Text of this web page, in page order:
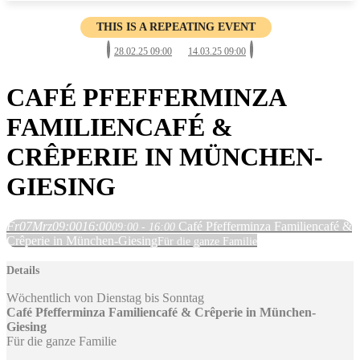
THIS IS A REPEATING EVENT
28.02.25 09:00 14.03.25 09:00
CAFÉ PFEFFERMINZA
FAMILIENCAFÉ &
CRÊPERIE IN MÜNCHEN-
GIESING
Fr07Mrz09:0016:0009:00 - 16:00 Café Pfefferminza Familiencafé &
Crêperie in München-Giesing Für die ganze Familie
Details
Wöchentlich von Dienstag bis Sonntag
Café Pfefferminza Familiencafé & Crêperie in München-
Giesing
Für die ganze Familie